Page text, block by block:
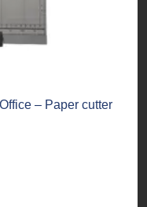
– Paper cutter